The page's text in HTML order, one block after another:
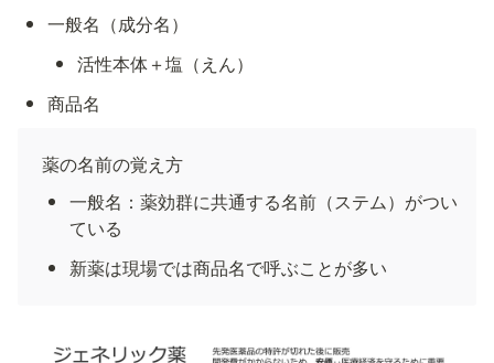
一般名（成分名）
活性本体＋塩（えん）
商品名
薬の名前の覚え方
一般名：薬効群に共通する名前（ステム）がつい
ている
新薬は現場では商品名で呼ぶことが多い